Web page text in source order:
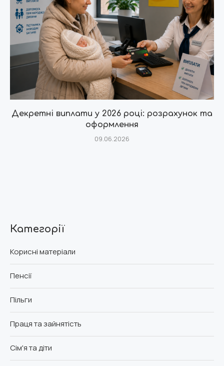
Декретні виплати у 2026 році: розрахунок та
оформлення
09.06.2026
Категорії
Корисні матеріали
Пенсії
Пільги
Праця та зайнятість
Сім'я та діти